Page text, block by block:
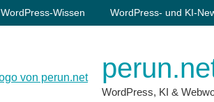
WordPress-Wissen WordPress- und KI-
WordPress, KI &